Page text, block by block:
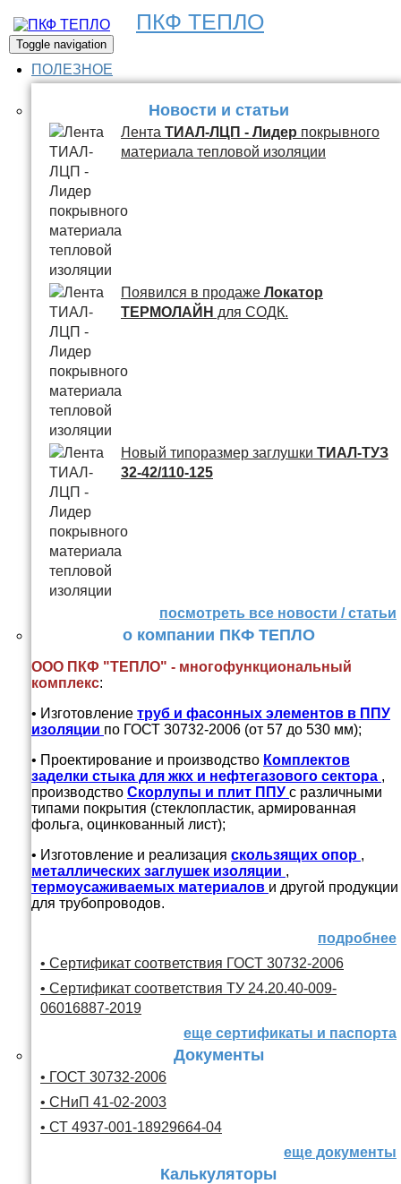
ПКФ ТЕПЛО
Toggle navigation
ПОЛЕЗНОЕ
Новости и статьи
Лента ТИАЛ-ЛЦП - Лидер покрывного
материала тепловой изоляции
Появился в продаже Локатор
ТЕРМОЛАЙН для СОДК.
Новый типоразмер заглушки ТИАЛ-ТУЗ
32-42/110-125
посмотреть все новости / статьи
о компании ПКФ ТЕПЛО
ООО ПКФ "ТЕПЛО" - многофункциональный
комплекс:
• Изготовление труб и фасонных элементов в ППУ
изоляции по ГОСТ 30732-2006 (от 57 до 530 мм);
• Проектирование и производство Комплектов
заделки стыка для жкх и нефтегазового сектора ,
производство Скорлупы и плит ППУ с различными
типами покрытия (стеклопластик, армированная
фольга, оцинкованный лист);
• Изготовление и реализация скользящих опор ,
металлических заглушек изоляции ,
термоусаживаемых материалов и другой продукции
для трубопроводов.
подробнее
• Сертификат соответствия ГОСТ 30732-2006
• Сертификат соответствия ТУ 24.20.40-009-
06016887-2019
еще сертификаты и паспорта
Документы
• ГОСТ 30732-2006
• СНиП 41-02-2003
• СТ 4937-001-18929664-04
еще документы
Калькуляторы